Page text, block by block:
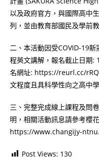
以及政府官方，與國際高中
列，並由教育部國民及學前
二、本活動因受COVID-19
程英文講解，報名截止日期:
名網址: https://reurl.cc/
文程度且具科學性向之高中
三、完整完成線上課程及問
明，相關活動訊息請參考櫻
https://www.changijy-
Post Views: 130